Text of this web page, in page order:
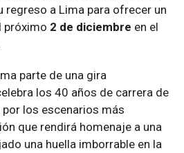
regreso a Lima para ofrecer un
próximo 2 de diciembre en el
parte de una gira
los 40 años de carrera de
los escenarios más
que rendirá homenaje a una
una huella imborrable en la